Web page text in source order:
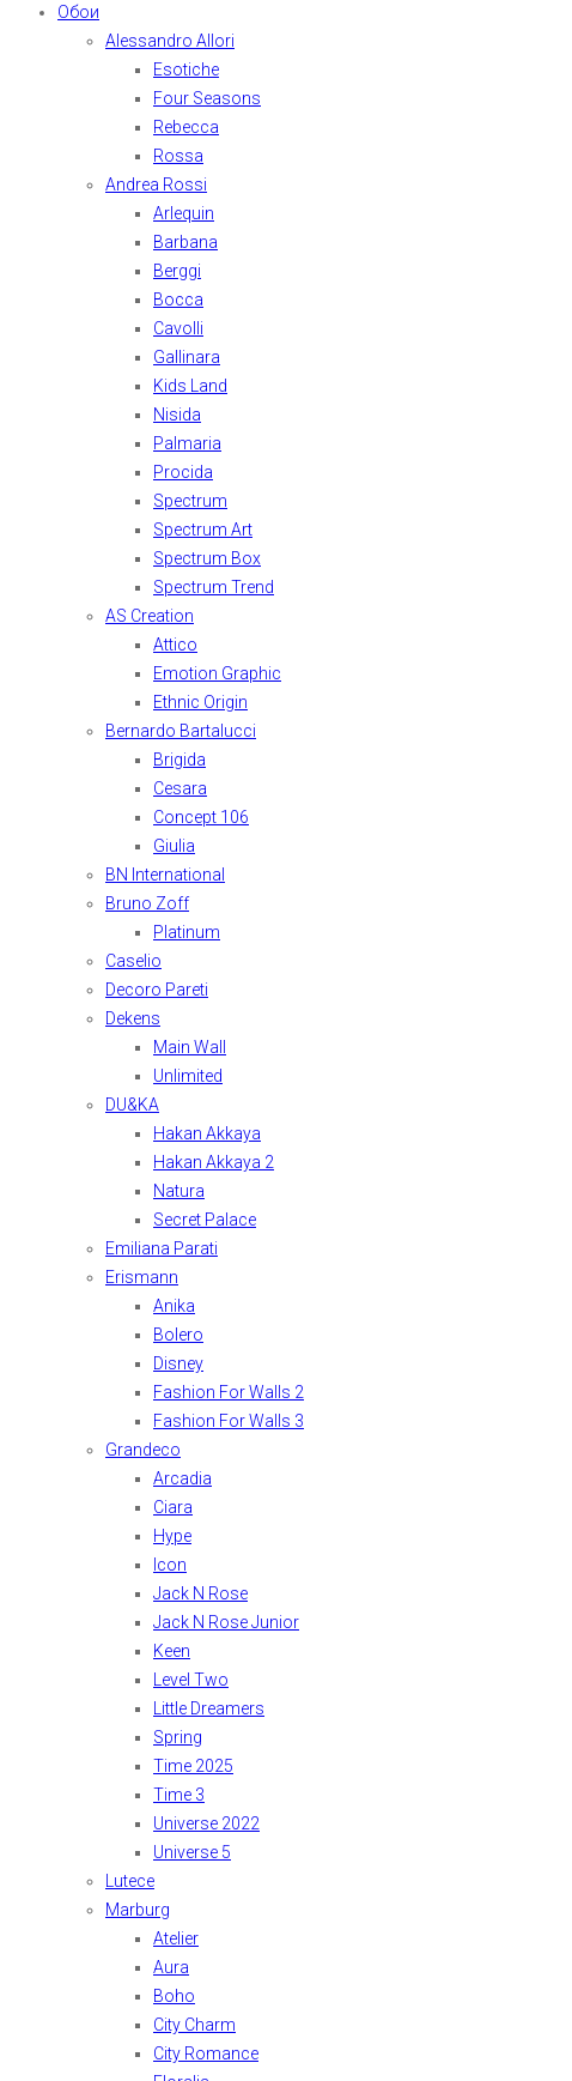
Обои
Alessandro Allori
Esotiche
Four Seasons
Rebecca
Rossa
Andrea Rossi
Arlequin
Barbana
Berggi
Bocca
Cavolli
Gallinara
Kids Land
Nisida
Palmaria
Procida
Spectrum
Spectrum Art
Spectrum Box
Spectrum Trend
AS Creation
Attico
Emotion Graphic
Ethnic Origin
Bernardo Bartalucci
Brigida
Cesara
Concept 106
Giulia
BN International
Bruno Zoff
Platinum
Caselio
Decoro Pareti
Dekens
Main Wall
Unlimited
DU&KA
Hakan Akkaya
Hakan Akkaya 2
Natura
Secret Palace
Emiliana Parati
Erismann
Anika
Bolero
Disney
Fashion For Walls 2
Fashion For Walls 3
Grandeco
Arcadia
Ciara
Hype
Icon
Jack N Rose
Jack N Rose Junior
Keen
Level Two
Little Dreamers
Spring
Time 2025
Time 3
Universe 2022
Universe 5
Lutece
Marburg
Atelier
Aura
Boho
City Charm
City Romance